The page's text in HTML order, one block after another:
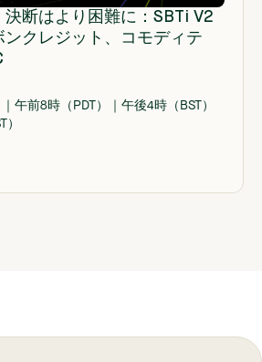
断はより困難に：SBTi V2
ンクレジット、コモディテ
午前8時（PDT）｜午後4時（BST）
）